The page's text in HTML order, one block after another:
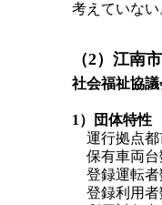
考えていない
（2）江南
社会福祉協議
1）団体特性
運行拠点都
保有車両
登録運転者
登録利用者